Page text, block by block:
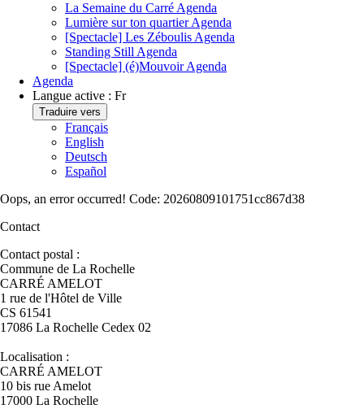
La Semaine du Carré Agenda
Lumière sur ton quartier Agenda
[Spectacle] Les Zéboulis Agenda
Standing Still Agenda
[Spectacle] (é)Mouvoir Agenda
Agenda
Langue active : Fr
Traduire vers
Français
English
Deutsch
Español
Oops, an error occurred! Code: 20260809101751cc867d38
Contact
Contact postal :
Commune de La Rochelle
CARRÉ AMELOT
1 rue de l'Hôtel de Ville
CS 61541
17086 La Rochelle Cedex 02
Localisation :
CARRÉ AMELOT
10 bis rue Amelot
17000 La Rochelle